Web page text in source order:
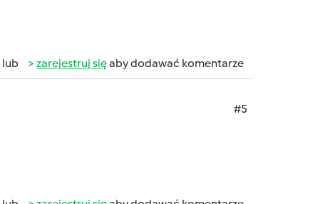
lub zarejestruj sięaby dodawać komentarze
#5